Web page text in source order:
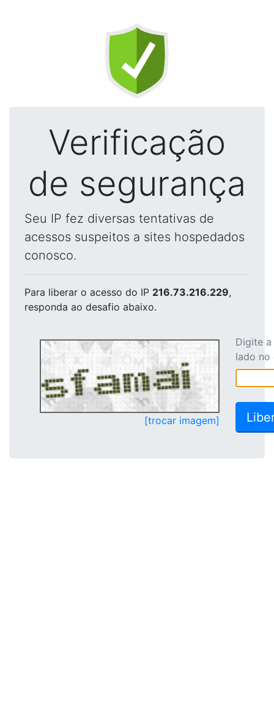
Verificação
de segurança
Seu IP fez diversas tentativas de
acessos suspeitos a sites hospedados
conosco.
Para liberar o acesso do IP 216.73.216.229,
responda ao desafio abaixo.
[trocar imagem]
Digite
lado no